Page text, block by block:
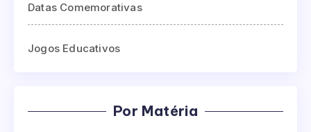
Datas Comemorativas
Jogos Educativos
Por Matéria